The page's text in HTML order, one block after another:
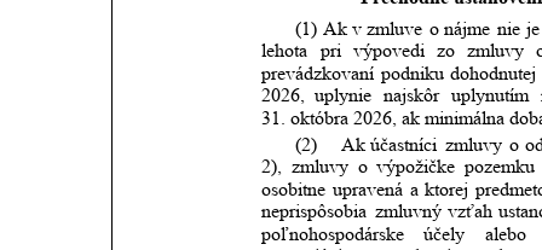
(1) Ak v zmluve o nájme nie je
lehota
pri výpovedi zo zmluvy
prevádzkovaní podniku dohodnutej
2026,
uplynie najskôr uplynutím
31. októbra 2026, ak minimálna
(2)
Ak účastníci zmluvy o
2), zmluvy o výpožičke pozemku
osobitne upravená a ktorej
neprispôsobia zmluvný vzťah
poľnohospodárske
účely
alebo